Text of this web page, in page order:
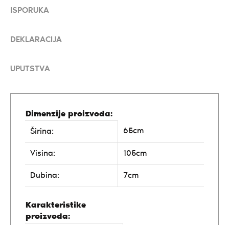
ISPORUKA
DEKLARACIJA
UPUTSTVA
Dimenzije proizvoda:
Širina:
65cm
Visina: 105cm
Dubina: 7cm
Karakteristike
proizvoda: